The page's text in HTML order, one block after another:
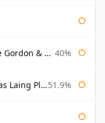
& Macphail 40%
Selection 51.9%